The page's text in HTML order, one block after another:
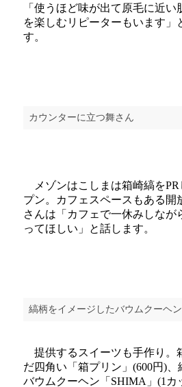
「使うほど味が出て原毛に近
を楽しむリピーターもいます」
す。
カウンターに立つ舞さん
メゾンはこしまは箱崎縞をPR
プン。カフェスペースもある開
さんは「カフェで一休みしなが
ってほしい」と話します。
縞柄をイメージしたバウムクーヘン
提供するスイーツも手作り。
だ四角い「箱プリン」(600円)
バウムクーヘン「SHIMA」(1カ